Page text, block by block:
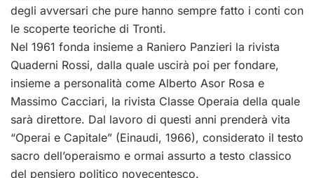
degli avversari che pure hanno sempre fatto i conti con
le scoperte teoriche di Tronti.
Nel 1961 fonda insieme a Raniero Panzieri la rivista
Quaderni Rossi, dalla quale uscirà poi per fondare,
insieme a personalità come Alberto Asor Rosa e
Massimo Cacciari, la rivista Classe Operaia della quale
sarà direttore. Dal lavoro di questi anni prenderà vita
“Operai e Capitale” (Einaudi, 1966), considerato il testo
sacro dell’operaismo e ormai assurto a testo classico
del pensiero politico novecentesco.